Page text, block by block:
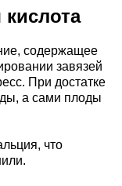
содержащее
завязей
При достатке
а сами плоды
что